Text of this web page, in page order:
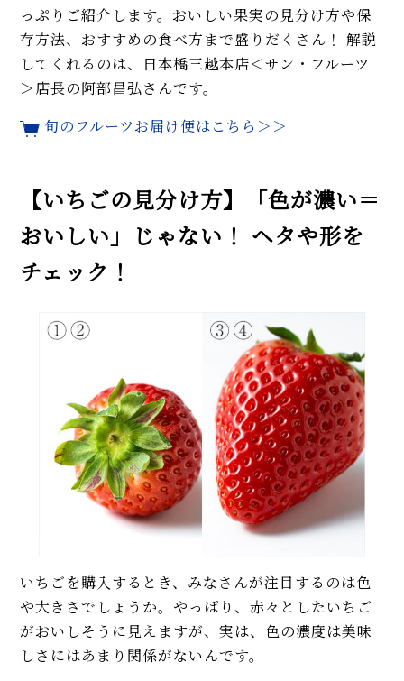
っぷりご紹介します。おいしい果実の見分け方や保
存方法、おすすめの食べ方まで盛りだくさん！ 解説
してくれるのは、日本橋三越本店＜サン・フルーツ
＞店長の阿部昌弘さんです。
旬のフルーツお届け便はこちら＞＞
【いちごの見分け方】「色が濃い＝
おいしい」じゃない！ ヘタや形を
チェック！
いちごを購入するとき、みなさんが注目するのは色
や大きさでしょうか。やっぱり、赤々としたいちご
がおいしそうに見えますが、実は、色の濃度は美味
しさにはあまり関係がないんです。